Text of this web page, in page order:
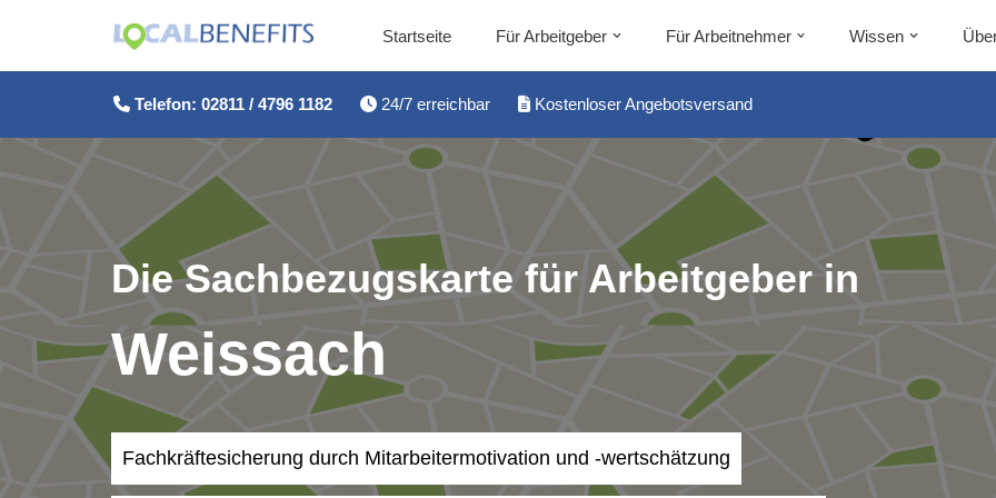
Startseite Für Arbeitgeber Für Arbeitnehmer Wissen
Telefon: 02811 / 4796 1182 24/7 erreichbar Kostenloser Angebotsversand
Die Sachbezugskarte für Arbeitgeber in
Weissach
Fachkräftesicherung durch Mitarbeitermotivation und -wertschätzung